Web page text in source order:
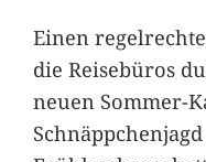
Einen
die Reisebüros
neuen Sommer-